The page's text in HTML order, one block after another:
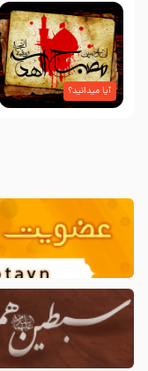
آیا میدانید؟